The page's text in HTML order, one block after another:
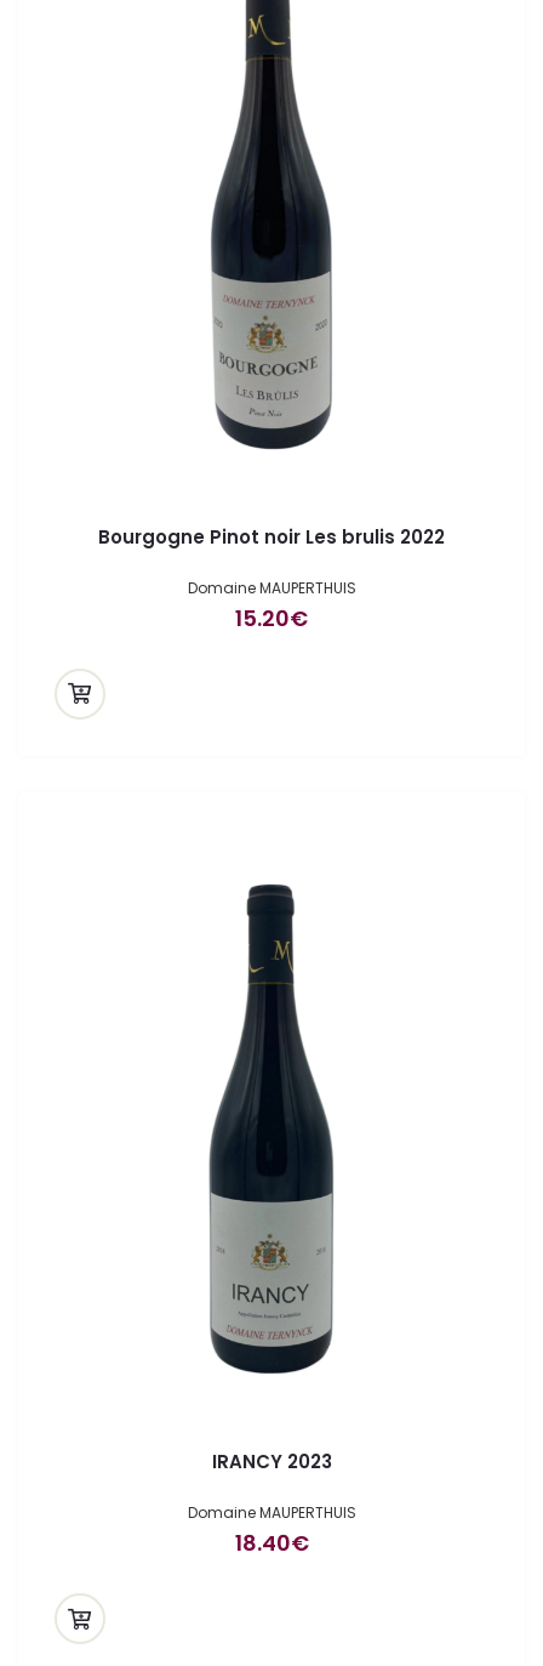
Bourgogne Pinot noir Les brulis 2022
Domaine MAUPERTHUIS
15.20€
IRANCY 2023
Domaine MAUPERTHUIS
18.40€